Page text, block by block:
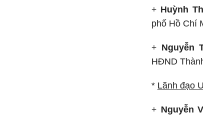
+ Huỳnh
phố Hồ Chí
+ Nguyễn
HĐND
* Lãnh đạo
+ Nguyễn